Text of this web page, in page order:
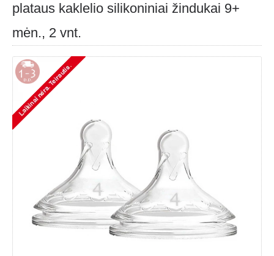
plataus kaklelio silikoniniai žindukai 9+
mėn., 2 vnt.